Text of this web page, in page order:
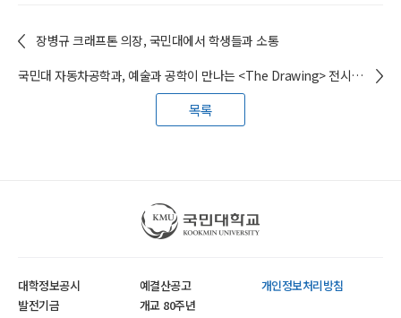
장병규 크래프톤 의장, 국민대에서 학생들과 소통
국민대 자동차공학과, 예술과 공학이 만나는 <The Drawing> 전시 개최
목록
국민대학교
대학정보공시 예결산공고
개인정보처리방침
발전기금
개교 80주년